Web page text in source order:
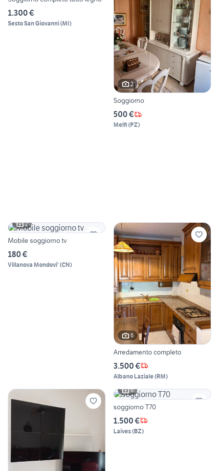
1.300 €
Sesto San Giovanni(MI)
2
Soggiorno
500 €
Melfi(PZ)
2
Mobile soggiorno tv
180 €
Villanova Mondovi' (CN)
6
Arredamento completo
3.500 €
Albano Laziale(RM)
6
soggiorno T70
1.500 €
Laives(BZ)